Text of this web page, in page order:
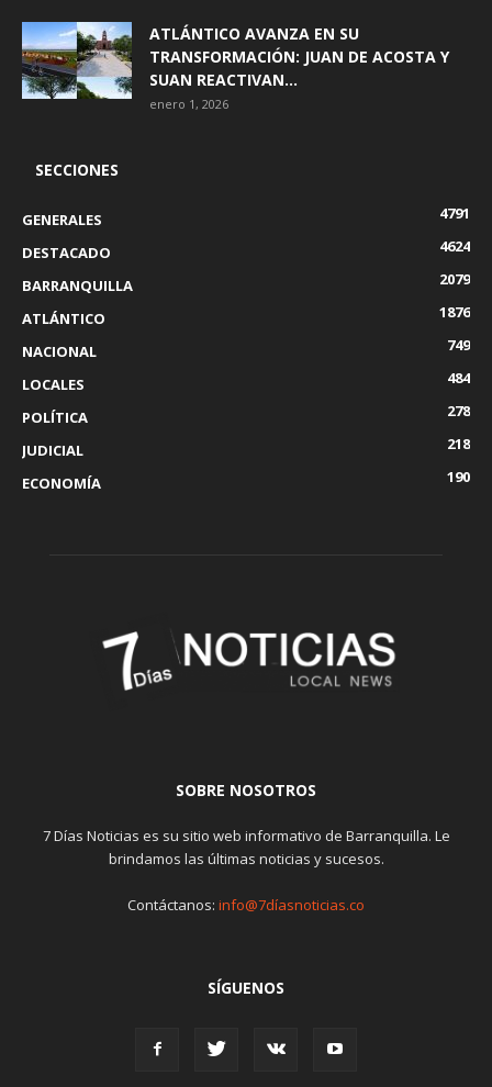
ATLÁNTICO AVANZA EN SU
TRANSFORMACIÓN: JUAN DE ACOSTA Y
SUAN REACTIVAN...
enero 1, 2026
SECCIONES
GENERALES
4791
DESTACADO
4624
BARRANQUILLA
2079
ATLÁNTICO
1876
NACIONAL
749
LOCALES
484
POLÍTICA
278
JUDICIAL
218
ECONOMÍA
190
SOBRE NOSOTROS
7 Días Noticias es su sitio web informativo de Barranquilla. Le
brindamos las últimas noticias y sucesos.
Contáctanos: info@7díasnoticias.co
SÍGUENOS